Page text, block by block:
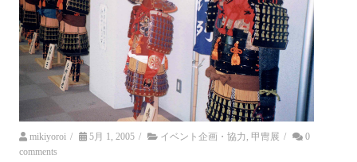
mikiyoroi / 5月 1, 2005 / イベント企画・協力 甲冑展 /
0
comments